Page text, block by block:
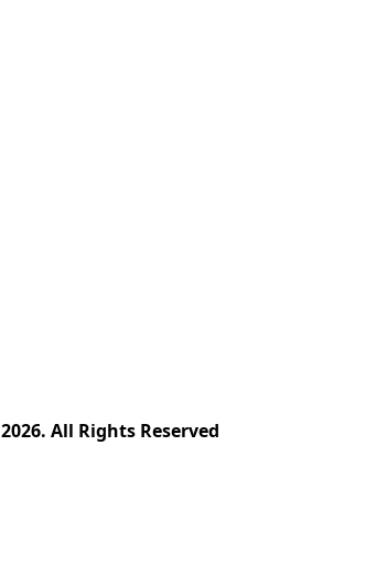
2026. All Rights Reserved